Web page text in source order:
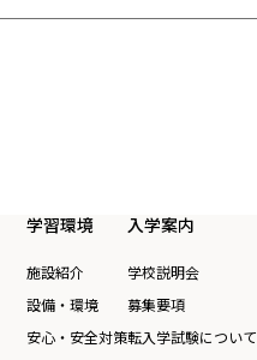
学習環境
施設紹介
設備・環境
安心・安全対策
入学案内
学校説明会
募集要項
転入学試験について